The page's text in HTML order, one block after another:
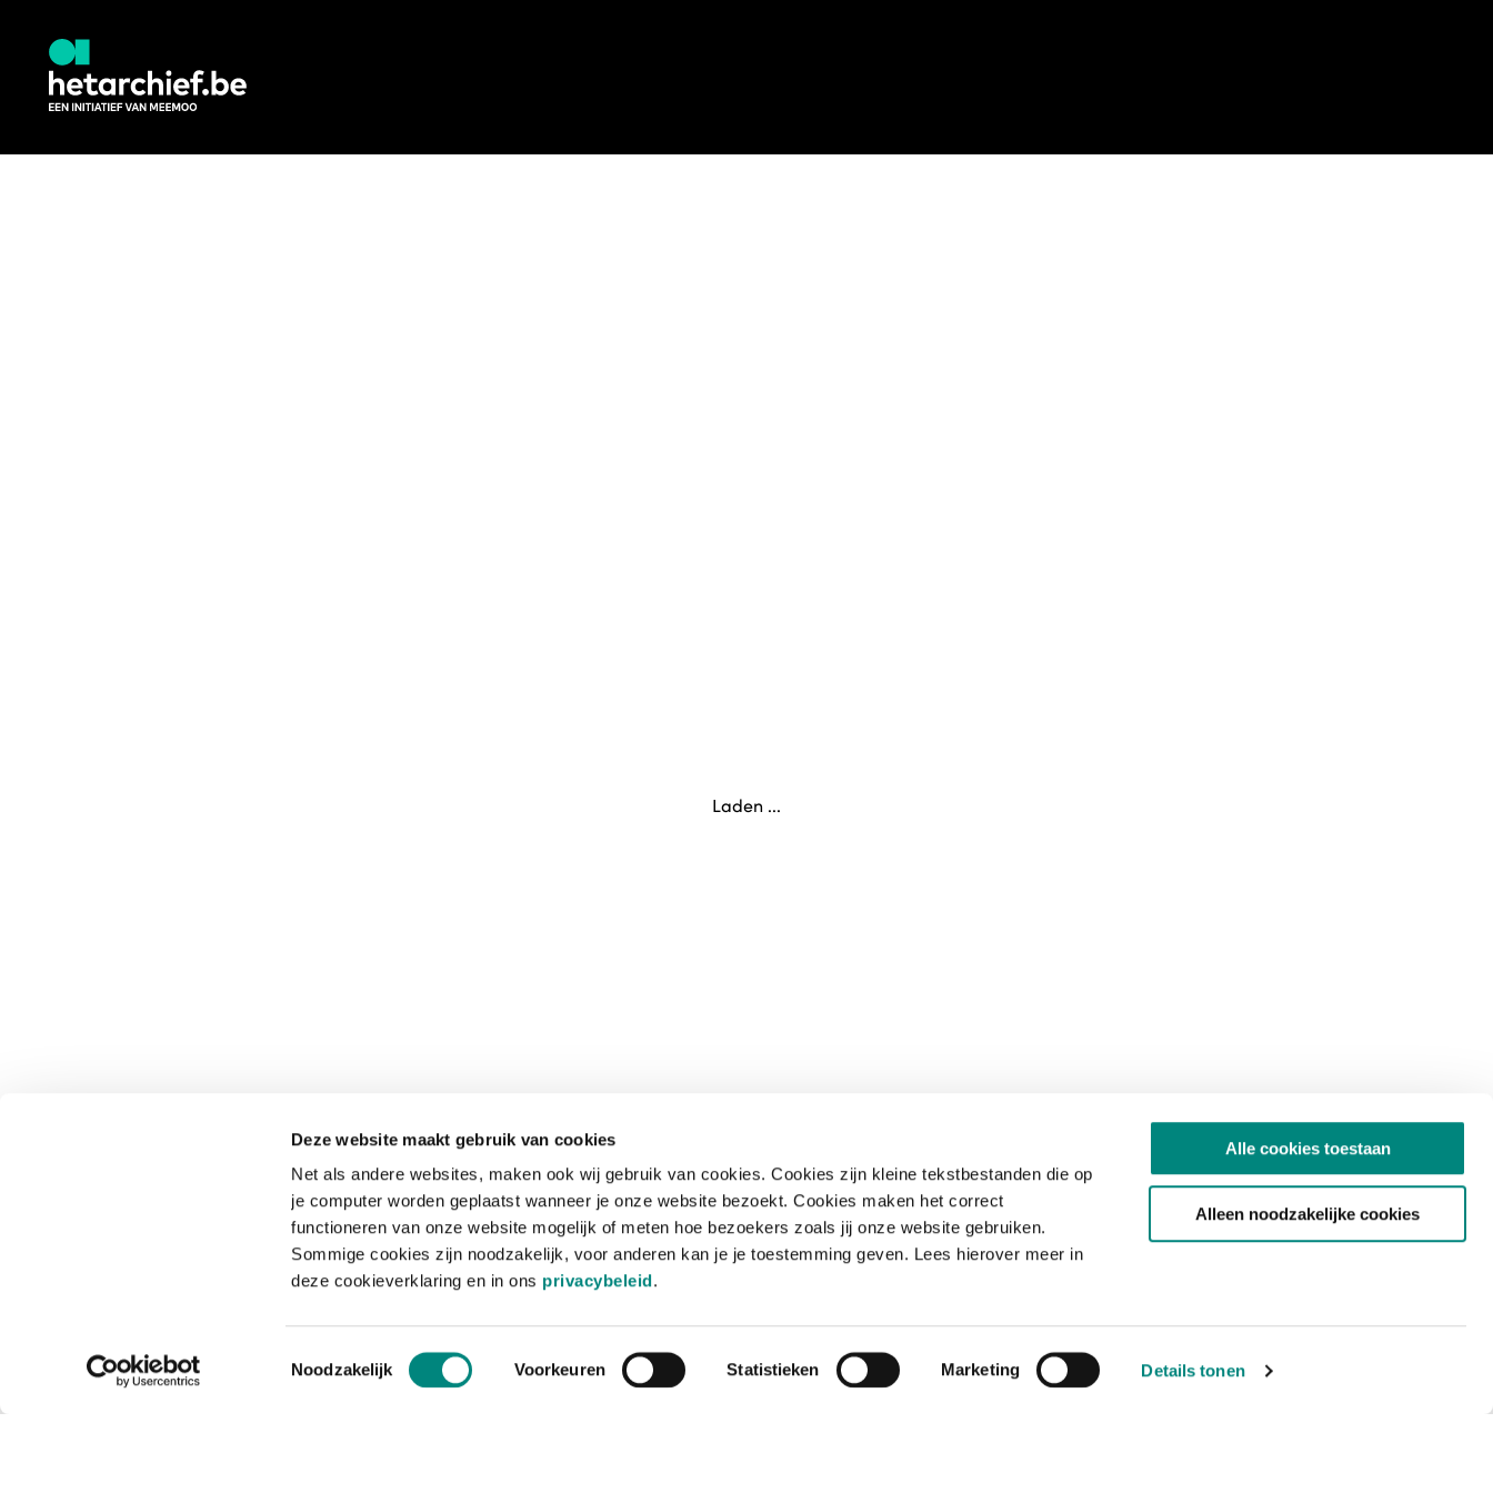
Deze website maakt gebruik van cookies
Net als andere websites, maken ook wij gebruik van cookies. Cookies zijn kleine tekstbestanden die op
je computer worden geplaatst wanneer je onze website bezoekt. Cookies maken het correct
functioneren van onze website mogelijk of meten hoe bezoekers zoals jij onze website gebruiken.
Sommige cookies zijn noodzakelijk, voor anderen kan je je toestemming geven. Lees hierover meer in
deze cookieverklaring en in ons privacybeleid.
Toestemmingsselectie
Noodzakelijk Voorkeuren Statistieken Marketing Details tonen
Alle cookies toestaan
Alleen noodzakelijke cookies
Laden ...